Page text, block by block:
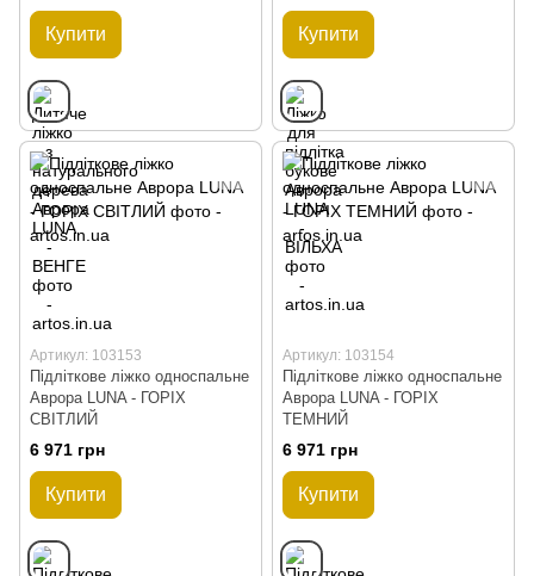
Купити Купити
Артикул: 103153
Підліткове ліжко односпальне
Аврора LUNA - ГОРІХ
СВІТЛИЙ
6 971 грн
Купити
Артикул: 103154
Підліткове ліжко односпальне
Аврора LUNA - ГОРІХ
ТЕМНИЙ
6 971 грн
Купити